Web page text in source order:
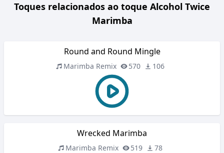
Toques relacionados ao toque Alcohol Twice
Marimba
Round and Round Mingle
Marimba Remix 570 106
Wrecked Marimba
Marimba Remix 519 78